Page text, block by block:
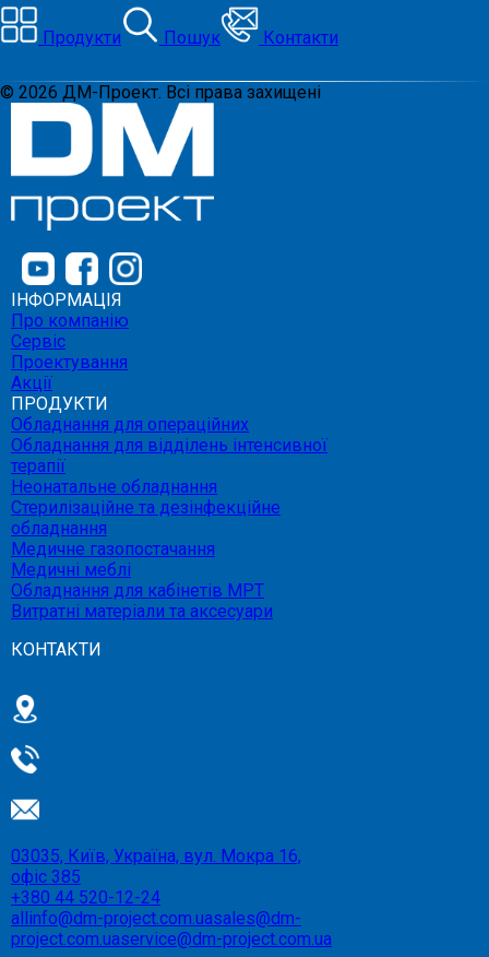
Продукти Пошук Контакти
© 2026 ДМ-Проект. Всі права захищені
ІНФОРМАЦІЯ
Про компанію
Сервіс
Проектування
Акції
ПРОДУКТИ
Обладнання для операційних
Обладнання для відділень інтенсивної
терапії
Неонатальне обладнання
Стерилізаційне та дезінфекційне
обладнання
Медичне газопостачання
Медичні меблі
Обладнання для кабінетів МРТ
Витратні матеріали та аксесуари
КОНТАКТИ
03035, Київ, Україна, вул. Мокра 16,
офіс 385
+380 44 520-12-24
allinfo@dm-project.com.uasales@dm-
project.com.uaservice@dm-project.com.ua